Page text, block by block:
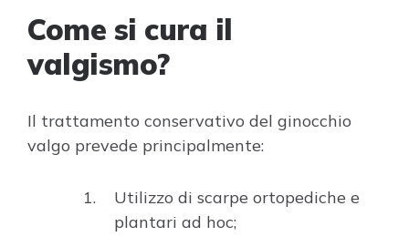
Come si cura il
valgismo?
Il trattamento conservativo del ginocchio
valgo prevede principalmente:
Utilizzo di scarpe ortopediche e
plantari ad hoc;